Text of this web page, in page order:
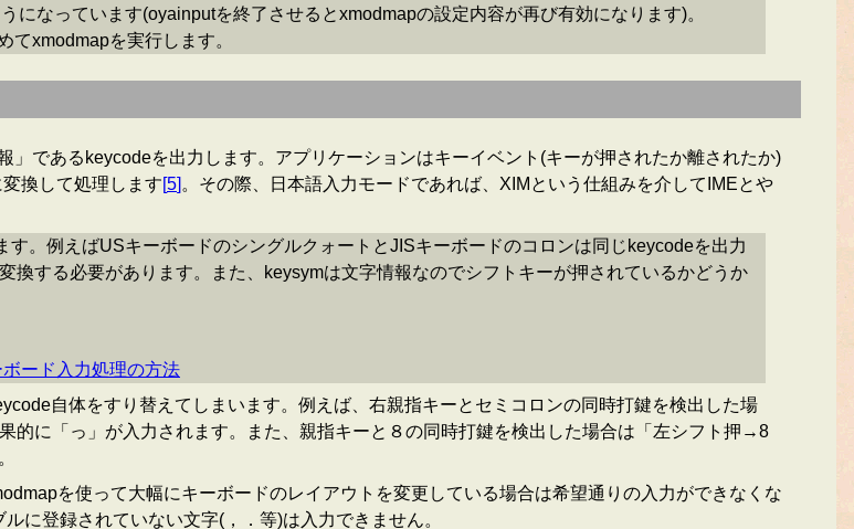
なっています(oyainputを終了させるとxmodmapの設定内容が再び有効になります)。
xmodmapを実行します。
であるkeycodeを出力します。アプリケーションはキーイベント(キーが押されたか離されたか)
換して処理します[5] 。その際、日本語入力モードであれば、XIMという仕組みを介してIMEとや
。例えばUSキーボードのシングルクォートとJISキーボードのコロンは同じkeycodeを出力
換する必要があります。また、keysymは文字情報なのでシフトキーが押されているかどうか
ード入力処理の方法
自体をすり替えてしまいます。例えば、右親指キーとセミコロンの同時打鍵を検出した場
「っ」が入力されます。また、親指キーと８の同時打鍵を検出した場合は「左シフト押→8
を使って大幅にキーボードのレイアウトを変更している場合は希望通りの入力ができなくな
に登録されていない文字(，．等)は入力できません。